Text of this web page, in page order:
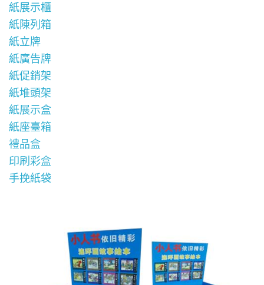
紙展示櫃
紙陳列箱
紙立牌
紙廣告牌
紙促銷架
紙堆頭架
紙展示盒
紙座臺箱
禮品盒
印刷彩盒
手挽紙袋